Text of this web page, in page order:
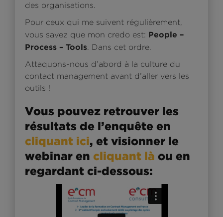
des organisations.
Pour ceux qui me suivent régulièrement,
vous savez que mon credo est: People –
Process – Tools. Dans cet ordre.
Attaquons-nous d’abord à la culture du
contact management avant d’aller vers les
outils !
Vous pouvez retrouver les
résultats de l’enquête en
cliquant ici, et visionner le
webinar en cliquant là ou en
regardant ci-dessous: